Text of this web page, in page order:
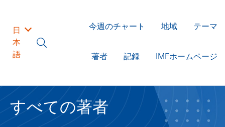
日
本
語
今週のチャート 地域 テーマ
著者 記録 IMFホームページ
すべての著者